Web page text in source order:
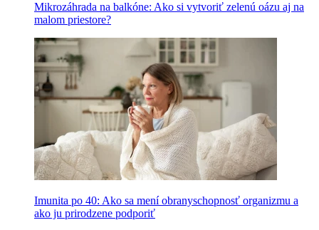
Mikrozáhrada na balkóne: Ako si vytvoriť zelenú oázu aj na
malom priestore?
Imunita po 40: Ako sa mení obranyschopnosť organizmu a
ako ju prirodzene podporiť